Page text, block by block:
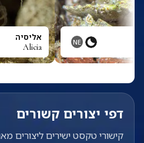
NE אליסיה
Alicia
דפי יצורים קשורים
קישורי טקסט ישירים ליצורים